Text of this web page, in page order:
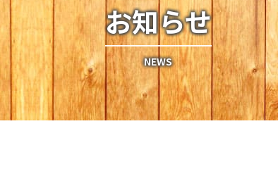
お知らせ
NEWS